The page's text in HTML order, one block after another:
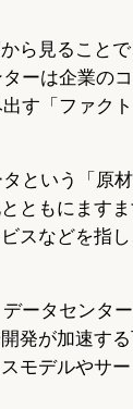
ら見ること
ーは企業の
す「ファク
という「原
ともにます
スなどを指
ータセンタ
発が加速す
モデルやサ